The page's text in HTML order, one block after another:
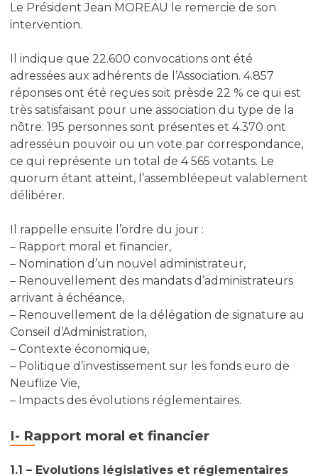
Le Président Jean MOREAU le remercie de son
intervention.
Il indique que 22.600 convocations ont été
adressées aux adhérents de l’Association. 4.857
réponses ont été reçues soit prèsde 22 % ce qui est
très satisfaisant pour une association du type de la
nôtre. 195 personnes sont présentes et 4.370 ont
adresséun pouvoir ou un vote par correspondance,
ce qui représente un total de 4 565 votants. Le
quorum étant atteint, l’assembléepeut valablement
délibérer.
Il rappelle ensuite l’ordre du jour :
– Rapport moral et financier,
– Nomination d’un nouvel administrateur,
– Renouvellement des mandats d’administrateurs
arrivant à échéance,
– Renouvellement de la délégation de signature au
Conseil d’Administration,
– Contexte économique,
– Politique d’investissement sur les fonds euro de
Neuflize Vie,
– Impacts des évolutions réglementaires.
I- Rapport moral et financier
1.1 – Evolutions législatives et réglementaires